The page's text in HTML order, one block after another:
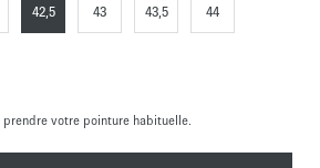
42,5 43 43,5 44
prendre votre pointure habituelle.